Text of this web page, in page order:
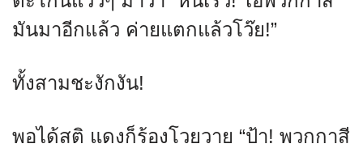
มันมาอีกแล้ว ค่ายแตกแล้วโว๊ย!”
ทั้งสามชะงักงัน!
พอได้สติ แดงก็ร้องโวยวาย “ป้า! พวกกาสี